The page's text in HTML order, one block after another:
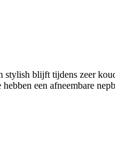
blijft tijdens zeer
een afneembare